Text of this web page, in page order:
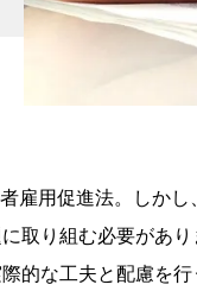
雇用促進法。しか
取り組む必要があ
的な工夫と配慮を行